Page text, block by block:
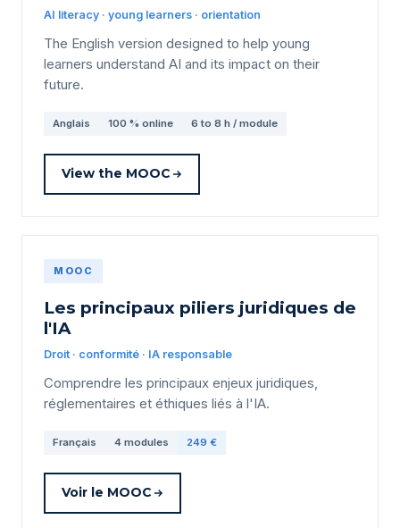
AI literacy · young learners · orientation
The English version designed to help young
learners understand AI and its impact on their
future.
Anglais 100 % online 6 to 8 h / module
View the MOOC
MOOC
Les principaux piliers juridiques de
l'IA
Droit · conformité · IA responsable
Comprendre les principaux enjeux juridiques,
réglementaires et éthiques liés à l'IA.
Français 4 modules 249 €
Voir le MOOC